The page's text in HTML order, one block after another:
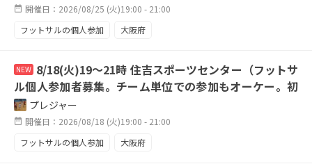
開催日：2026/08/25 (火)19:00 - 21:00
フットサルの個人参加
大阪府
NEW 8/18(火)19〜21時 住吉スポーツセンター（フットサ
ル個人参加者募集。チーム単位での参加もオーケー。初
心者は不可です。）
プレジャー
開催日：2026/08/18 (火)19:00 - 21:00
フットサルの個人参加
大阪府